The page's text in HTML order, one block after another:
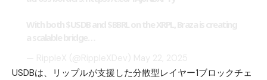
USDBは、リップルが支援した分散型レイヤー1ブロックチェ